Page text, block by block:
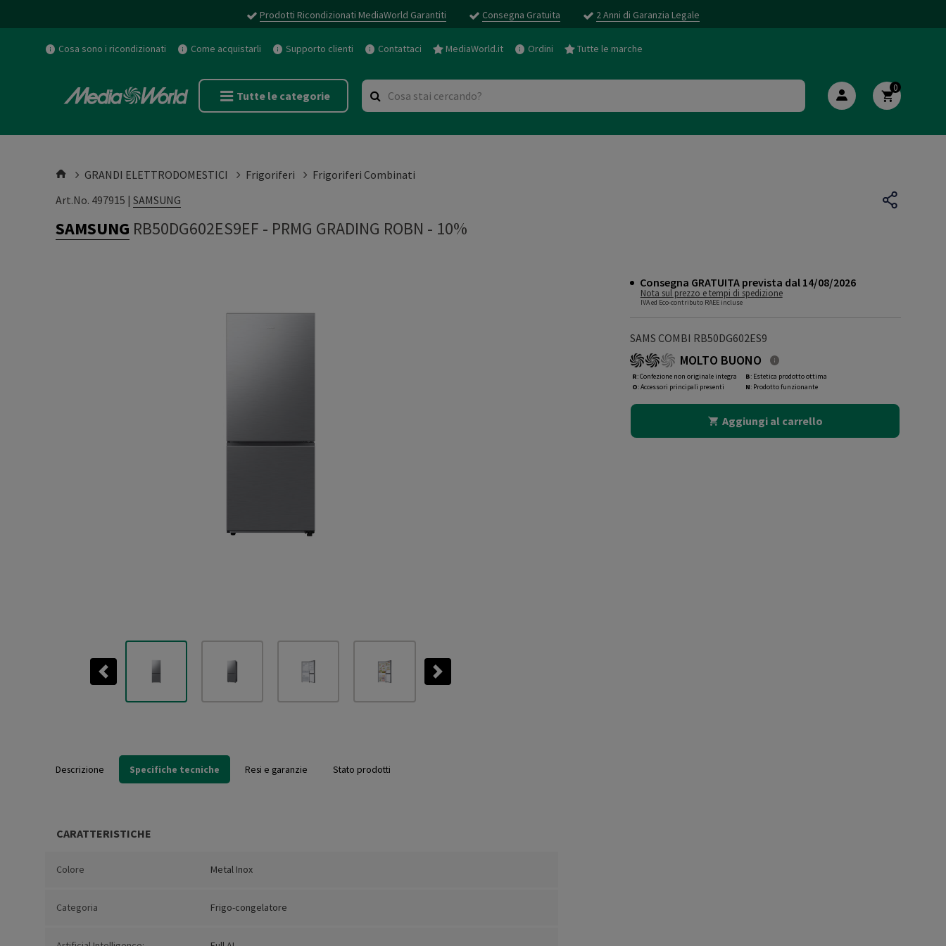
Prodotti Ricondizionati MediaWorld Garantiti Consegna Gratuita 2 Anni di Garanzia Legale
Cosa sono i ricondizionati Come acquistarli Supporto clienti Contattaci MediaWorld.it Ordini Tutte le marche
Tutte le categorie
0
GRANDI ELETTRODOMESTICI Frigoriferi
Frigoriferi Combinati
Art.No. 497915 | SAMSUNG
SAMSUNG RB50DG602ES9EF - PRMG GRADING ROBN - 10%
Previous Next
Consegna GRATUITA prevista dal 14/08/2026
Nota sul prezzo e tempi di spedizione
IVA ed Eco-contributo RAEE incluse
SAMS COMBI RB50DG602ES9
MOLTO BUONO
R: Confezione non originale integra
O: Accessori principali presenti
B: Estetica prodotto ottima
N: Prodotto funzionante
Aggiungi al carrello
Descrizione Specifiche tecniche Resi e garanzie Stato prodotti
CARATTERISTICHE
Colore Metal Inox
Categoria Frigo-congelatore